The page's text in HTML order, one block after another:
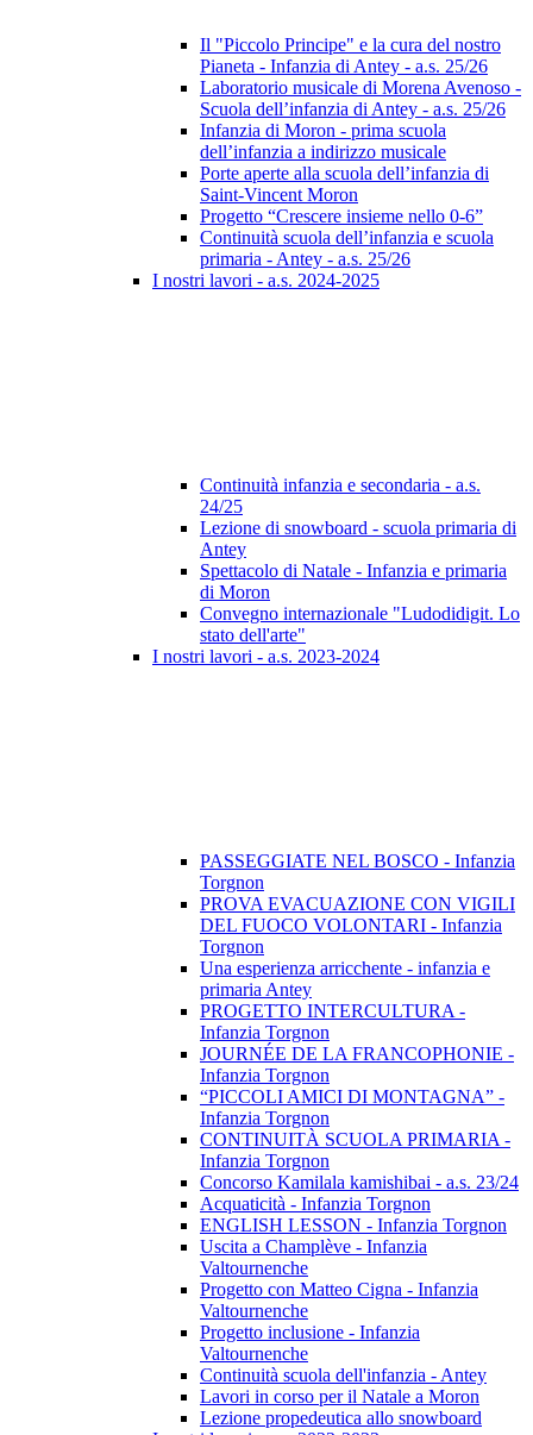
Il "Piccolo Principe" e la cura del nostro
Pianeta - Infanzia di Antey - a.s. 25/26
Laboratorio musicale di Morena Avenoso -
Scuola dell’infanzia di Antey - a.s. 25/26
Infanzia di Moron - prima scuola
dell’infanzia a indirizzo musicale
Porte aperte alla scuola dell’infanzia di
Saint-Vincent Moron
Progetto “Crescere insieme nello 0-6”
Continuità scuola dell’infanzia e scuola
primaria - Antey - a.s. 25/26
I nostri lavori - a.s. 2024-2025
Continuità infanzia e secondaria - a.s.
24/25
Lezione di snowboard - scuola primaria di
Antey
Spettacolo di Natale - Infanzia e primaria
di Moron
Convegno internazionale "Ludodidigit. Lo
stato dell'arte"
I nostri lavori - a.s. 2023-2024
PASSEGGIATE NEL BOSCO - Infanzia
Torgnon
PROVA EVACUAZIONE CON VIGILI
DEL FUOCO VOLONTARI - Infanzia
Torgnon
Una esperienza arricchente - infanzia e
primaria Antey
PROGETTO INTERCULTURA -
Infanzia Torgnon
JOURNÉE DE LA FRANCOPHONIE -
Infanzia Torgnon
“PICCOLI AMICI DI MONTAGNA” -
Infanzia Torgnon
CONTINUITÀ SCUOLA PRIMARIA -
Infanzia Torgnon
Concorso Kamilala kamishibai - a.s. 23/24
Acquaticità - Infanzia Torgnon
ENGLISH LESSON - Infanzia Torgnon
Uscita a Champlève - Infanzia
Valtournenche
Progetto con Matteo Cigna - Infanzia
Valtournenche
Progetto inclusione - Infanzia
Valtournenche
Continuità scuola dell'infanzia - Antey
Lavori in corso per il Natale a Moron
Lezione propedeutica allo snowboard